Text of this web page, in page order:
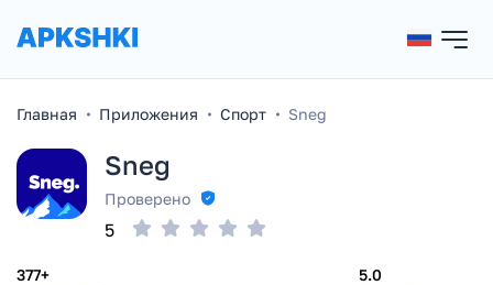
Главная Приложения Спорт Sneg
Sneg
Проверено
377+
5.0
5